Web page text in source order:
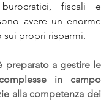
fiscali e
avere un enorme
propri risparmi.
preparato a gestire le
in campo
alla competenza dei